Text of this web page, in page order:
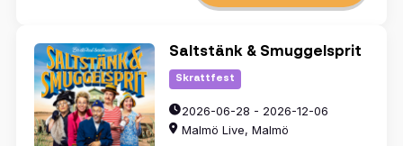
Saltstänk & Smuggelsprit
Skrattfest
2026-06-28 - 2026-12-06
Malmö Live, Malmö